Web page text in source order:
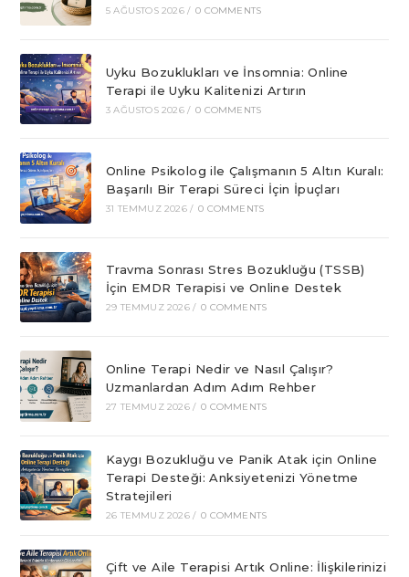
5 AĞUSTOS 2026 / 0 COMMENTS
Uyku Bozuklukları ve İnsomnia: Online
Terapi ile Uyku Kalitenizi Artırın
3 AĞUSTOS 2026 / 0 COMMENTS
Online Psikolog ile Çalışmanın 5 Altın Kuralı:
Başarılı Bir Terapi Süreci İçin İpuçları
31 TEMMUZ 2026 / 0 COMMENTS
Travma Sonrası Stres Bozukluğu (TSSB)
İçin EMDR Terapisi ve Online Destek
29 TEMMUZ 2026 / 0 COMMENTS
Online Terapi Nedir ve Nasıl Çalışır?
Uzmanlardan Adım Adım Rehber
27 TEMMUZ 2026 / 0 COMMENTS
Kaygı Bozukluğu ve Panik Atak için Online
Terapi Desteği: Anksiyetenizi Yönetme
Stratejileri
26 TEMMUZ 2026 / 0 COMMENTS
Çift ve Aile Terapisi Artık Online: İlişkilerinizi